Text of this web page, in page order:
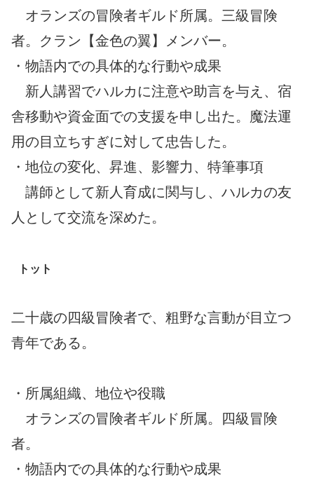
オランズの冒険者ギルド所属。三級冒険
者。クラン【金色の翼】メンバー。
・物語内での具体的な行動や成果
新人講習でハルカに注意や助言を与え、宿
舎移動や資金面での支援を申し出た。魔法運
用の目立ちすぎに対して忠告した。
・地位の変化、昇進、影響力、特筆事項
講師として新人育成に関与し、ハルカの友
人として交流を深めた。
トット
二十歳の四級冒険者で、粗野な言動が目立つ
青年である。
・所属組織、地位や役職
オランズの冒険者ギルド所属。四級冒険
者。
・物語内での具体的な行動や成果